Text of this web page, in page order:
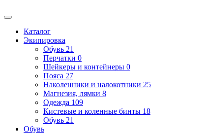
Каталог
Экипировка
Обувь 21
Перчатки 0
Шейкеры и контейнеры 0
Пояса 27
Наколенники и налокотники 25
Магнезия, лямки 8
Одежда 109
Кистевые и коленные бинты 18
Обувь 21
Обувь